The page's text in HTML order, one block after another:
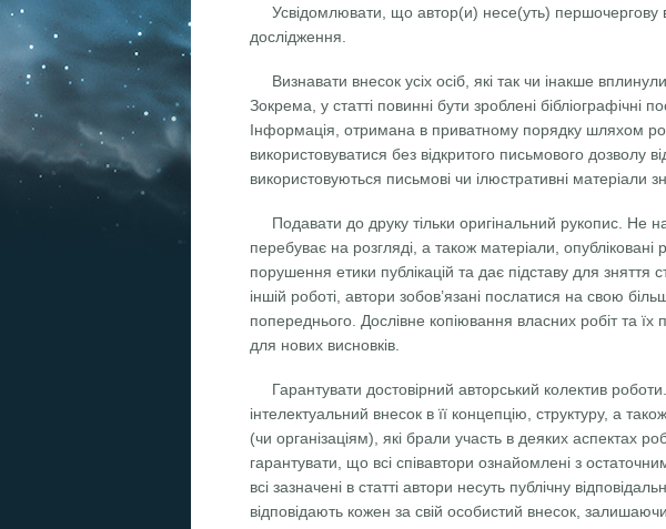
Усвідомлювати, що автор(и) несе(уть) першочергову
дослідження.
Визнавати внесок усіх осіб, які так чи інакше
Зокрема, у статті повинні бути зроблені бібліографічні
Інформація, отримана в приватному порядку шляхом
використовуватися без відкритого письмового дозволу
використовуються письмові чи ілюстративні матеріали
Подавати до друку тільки оригінальний рукопис. Не
перебуває на розгляді, а також матеріали,
порушення етики публікацій та дає підставу для
іншій роботі, автори зобов’язані послатися на свою
попереднього. Дослівне копіювання власних робіт та
для нових висновків.
Гарантувати достовірний авторський колектив
інтелектуальний внесок в її концепцію, структуру, а
(чи організаціям), які брали участь в деяких аспектах
гарантувати, що всі співавтори ознайомлені з
всі зазначені в статті автори несуть публічну
відповідають кожен за свій особистий внесок,